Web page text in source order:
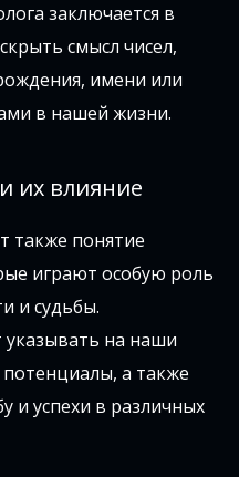
заключается в
смысл чисел,
имени или
в нашей жизни.
их влияние
также понятие
играют особую роль
и судьбы.
указывать на наши
а также
и успехи в различных